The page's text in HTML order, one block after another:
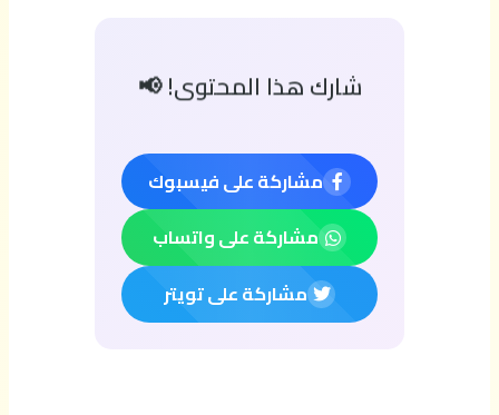
شارك هذا المحتوى! 📢
مشاركة على فيسبوك
مشاركة على واتساب
مشاركة على تويتر